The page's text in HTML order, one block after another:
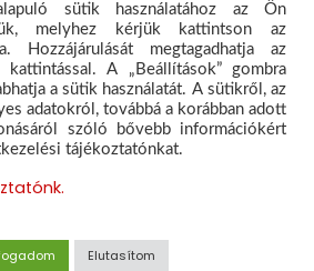
Mérlegelő Magazin
KAPCSOLAT
Dokumentumtár
Hivatali kapu
– E-papír
Kapcsolat
Minden jog fenntartva.
sütik használatához az Ön
melyhez kérjük kattintson az
Hozzájárulását megtagadhatja az
kattintással. A „Beállítások” gombra
a sütik használatát. A sütikről, az
adatokról, továbbá a korábban adott
szóló bővebb információkért
tájékoztatónkat.
Elutasítom